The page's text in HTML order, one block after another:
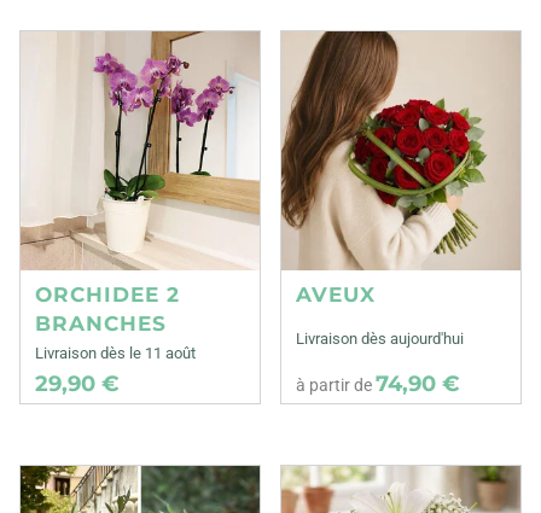
ORCHIDEE 2
BRANCHES
Livraison dès le 11 août
29,90 €
AVEUX
Livraison dès aujourd'hui
à partir de74,90 €